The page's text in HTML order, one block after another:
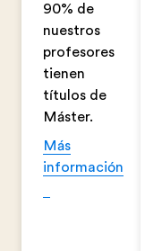
90% de
nuestros
profesores
tienen
títulos de
Máster.
Más
información